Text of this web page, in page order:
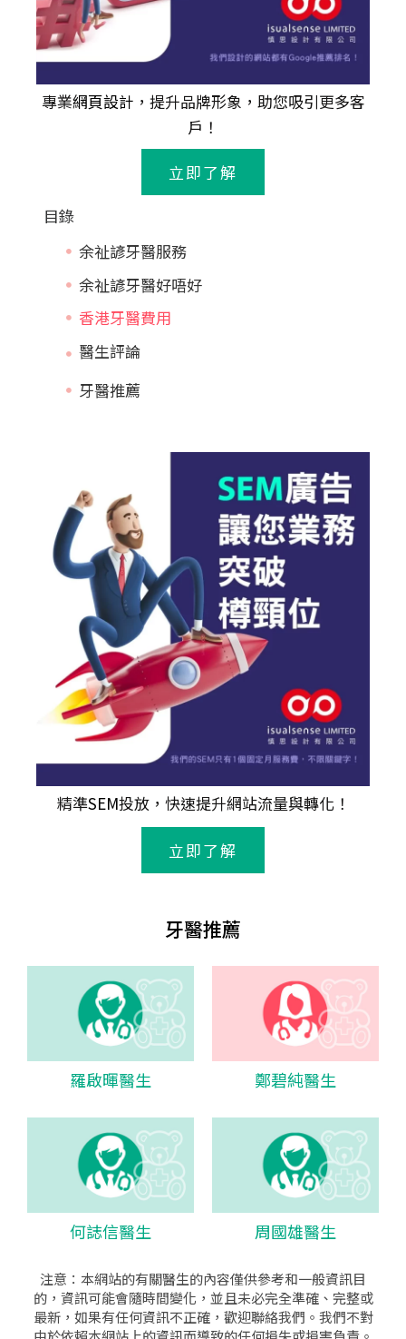
專業網頁設計 ，提升品牌形象，助您吸引更多客
戶！
立即了解
目錄
余祉諺牙醫服務
余祉諺牙醫好唔好
香港牙醫費用
牙醫推薦
精準SEM投放，快速提升網站流量與轉化！
立即了解
牙醫推薦
羅啟暉醫生 鄭碧純醫生
何誌信醫生 周國雄醫生
注意：本網站的有關醫生的內容僅供參考和一般資訊目
的，資訊可能會隨時間變化，並且未必完全準確、完整或
最新，如果有任何資訊不正確，歡迎聯絡我們。我們不對